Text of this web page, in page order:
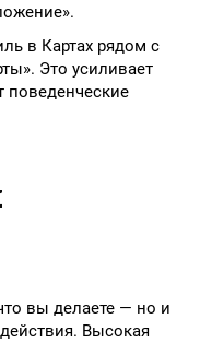
в Картах рядом с
Это усиливает
поведенческие
вы делаете — но и
Высокая